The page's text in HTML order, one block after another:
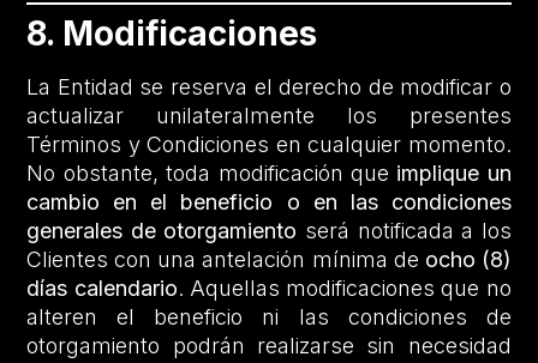
8. Modificaciones
La Entidad se reserva el derecho de modificar o
actualizar unilateralmente los presentes
Términos y Condiciones en cualquier momento.
No obstante, toda modificación que implique un
cambio en el beneficio o en las condiciones
generales de otorgamiento será notificada a los
Clientes con una antelación mínima de ocho (8)
días calendario. Aquellas modificaciones que no
alteren el beneficio ni las condiciones de
otorgamiento podrán realizarse sin necesidad